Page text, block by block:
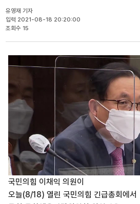
유영재 기자
입력 2021-08-18 20:20:00
조회수 15
국민의힘 이채익 의원이
오늘(8/18) 열린 국민의힘 긴급총회에서